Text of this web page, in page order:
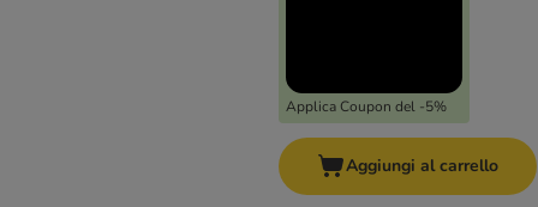
Applica Coupon del -5%
Aggiungi al carrello